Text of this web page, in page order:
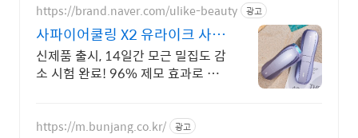
https://brand.naver.com/ulike-beauty 광고
사파이어쿨링 X2 유라이크 사파
이어쿨링 X2
신제품 출시, 14일간 모근 밀집도 감
소 시험 완료! 96% 제모 효과로 확
https://m.bunjang.co.kr/ 광고